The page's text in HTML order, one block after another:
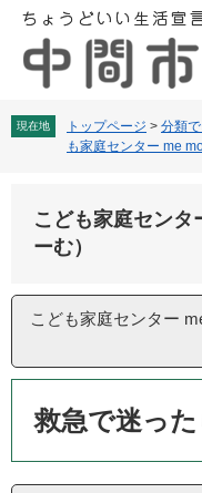
現在地 トップページ > 分類
も家庭センター me
こども家庭セン
ーむ）
こども家庭センター
救急で迷った